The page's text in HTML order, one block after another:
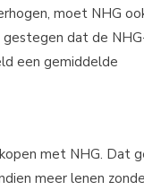
moet NHG
gestegen dat de
een gemiddelde
met NHG. Dat
meer lenen